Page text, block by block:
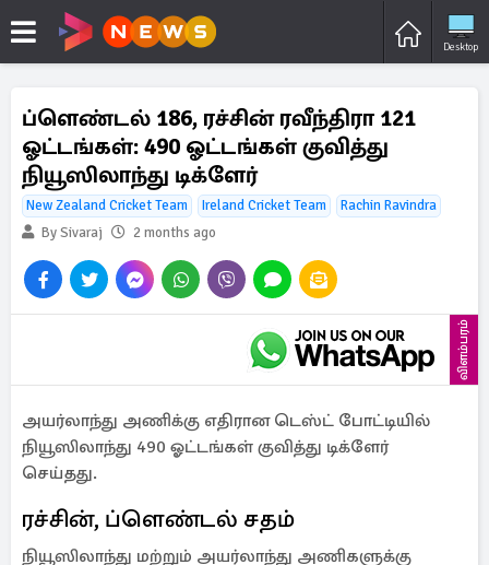
Desktop
ப்ளெண்டல் 186, ரச்சின் ரவீந்திரா 121
ஓட்டங்கள்: 490 ஓட்டங்கள் குவித்து
நியூஸிலாந்து டிக்ளேர்
New Zealand Cricket Team Ireland Cricket Team
Rachin Ravindra
By Sivaraj
2 months ago
விளம்பரம்
அயர்லாந்து அணிக்கு எதிரான டெஸ்ட் போட்டியில்
நியூஸிலாந்து 490 ஓட்டங்கள் குவித்து டிக்ளேர்
செய்தது.
ரச்சின், ப்ளெண்டல் சதம்
நியூஸிலாந்து மற்றும் அயர்லாந்து அணிகளுக்கு